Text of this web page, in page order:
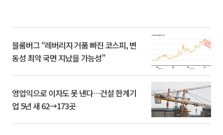
블룸버그 “레버리지 거품 빠진 코스피, 변
동성 최악 국면 지났을 가능성”
영업익으로 이자도 못 낸다…건설 한계기
업 5년 새 62→173곳